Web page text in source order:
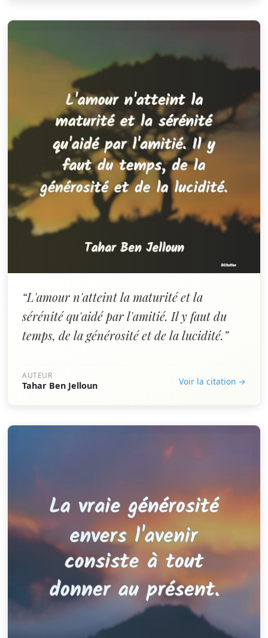
“L'amour n'atteint la maturité et la
sérénité qu'aidé par l'amitié. Il y faut du
temps, de la générosité et de la lucidité.”
AUTEUR
Tahar Ben Jelloun Voir la citation →